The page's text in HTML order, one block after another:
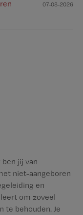
07-08-2026
jij van
niet-aangeboren
en
om zoveel
te behouden. Je